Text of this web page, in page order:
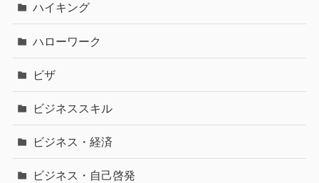
ハイキング
ハローワーク
ビザ
ビジネススキル
ビジネス・経済
ビジネス・自己啓発